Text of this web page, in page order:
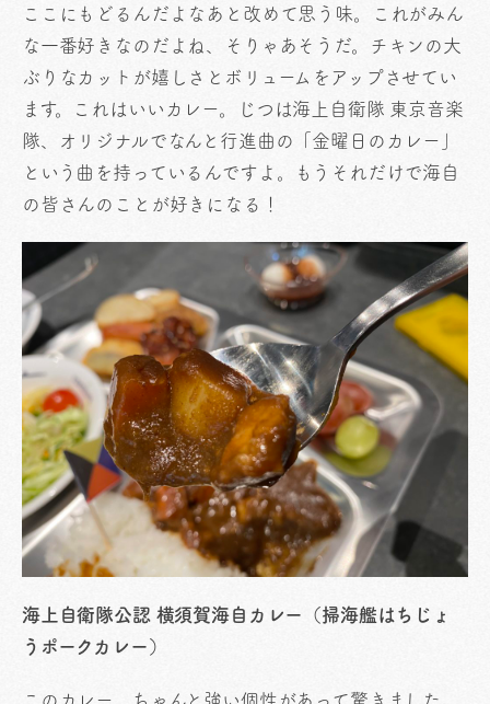
ここにもどるんだよなあと改めて思う味。これがみん
な一番好きなのだよね、そりゃあそうだ。チキンの大
ぶりなカットが嬉しさとボリュームをアップさせてい
ます。これはいいカレー。じつは海上自衛隊 東京音楽
隊、オリジナルでなんと行進曲の「金曜日のカレー」
という曲を持っているんですよ。もうそれだけで海自
の皆さんのことが好きになる！
海上自衛隊公認 横須賀海自カレー（掃海艦はちじょ
うポークカレー）
このカレー、ちゃんと強い個性があって驚きました。